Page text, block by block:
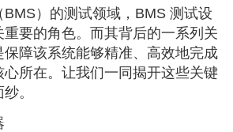
）的测试领域，BMS 测试设
要的角色。而其背后的一系列关
障该系统能够精准、高效地完成
心所在。让我们一同揭开这些关键
。